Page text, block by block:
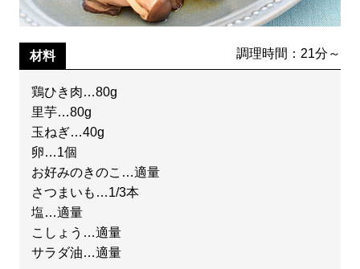
材料 調理時間：21分～
鶏ひき肉…80g
里芋…80g
玉ねぎ…40g
卵…1個
お好みのきのこ…適量
さつまいも…1/3本
塩…適量
こしょう…適量
サラダ油…適量